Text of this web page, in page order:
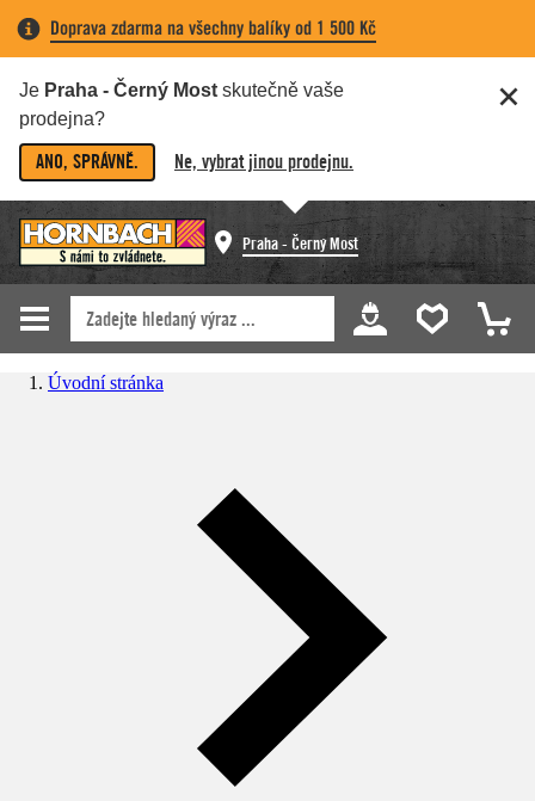
Doprava zdarma na všechny balíky od 1 500 Kč
Je Praha - Černý Most skutečně vaše
prodejna?
ANO, SPRÁVNĚ. Ne, vybrat jinou prodejnu.
Praha - Černý Most
Úvodní stránka